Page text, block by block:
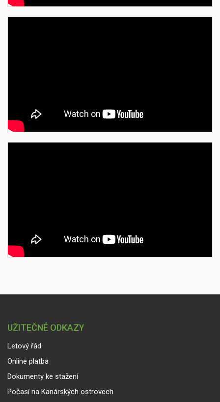
UŽITEČNÉ ODKAZY
Letový řád
Online platba
Dokumenty ke stažení
Počasí na Kanárských ostrovech